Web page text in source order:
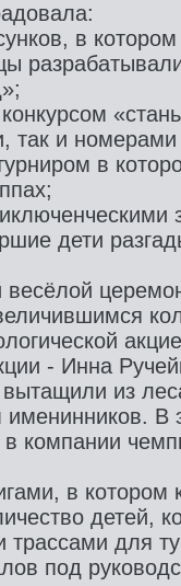
в
так и
в
дети
весёлой
- Инна
из
именинников. В
компании
в котором
детей,
для
под